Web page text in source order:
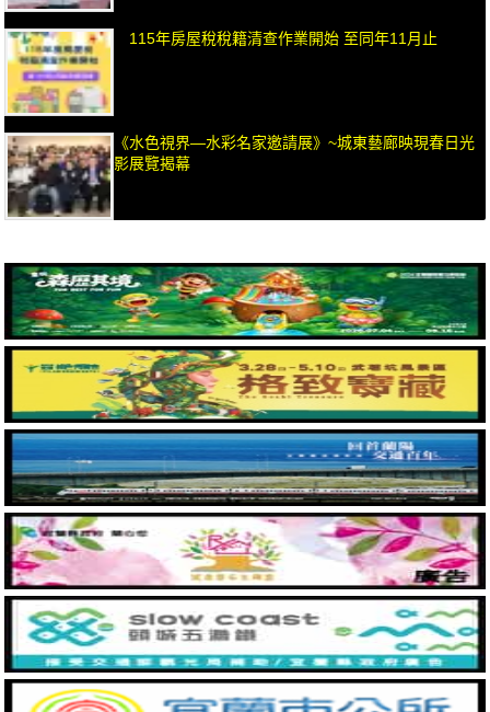
115年房屋稅稅籍清查作業開始 至同年11月止
《水色視界—水彩名家邀請展》~城東藝廊映現春日光
影展覽揭幕